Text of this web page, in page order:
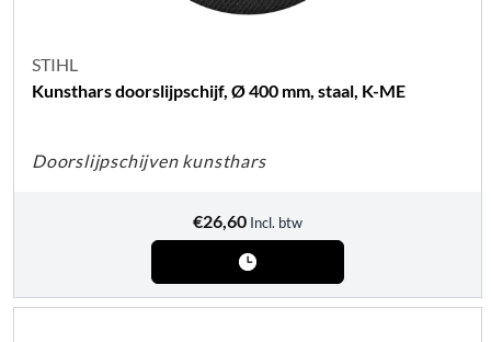
STIHL
Kunsthars doorslijpschijf, Ø 400 mm, staal, K-ME
Doorslijpschijven kunsthars
€26,60 Incl. btw